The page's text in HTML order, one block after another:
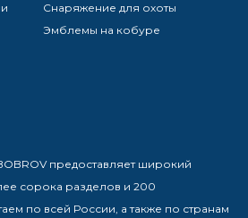
Снаряжение для охоты
Эмблемы на кобуре
предоставляет широкий
сорока разделов и 200
по всей России, а также по странам